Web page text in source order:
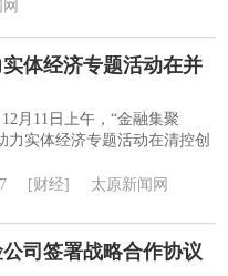
体经济专题活动在并
月11日上午，“金融集聚
力实体经济专题活动在清控创
[财经] 太原新闻网
司签署战略合作协议